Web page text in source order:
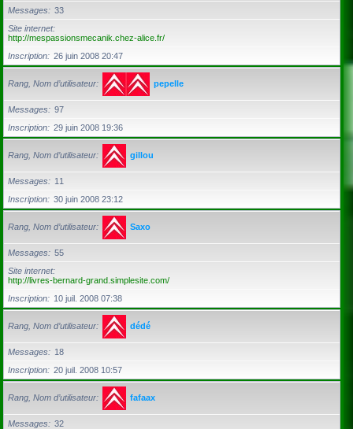
Messages
33
Site internet
http://mespassionsmecanik.chez-alice.fr/
Inscription
26 juin 2008 20:47
Rang, Nom d’utilisateur pepelle
Messages
97
Inscription
29 juin 2008 19:36
Rang, Nom d’utilisateur gillou
Messages
11
Inscription
30 juin 2008 23:12
Rang, Nom d’utilisateur Saxo
Messages
55
Site internet
http://livres-bernard-grand.simplesite.com/
Inscription
10 juil. 2008 07:38
Rang, Nom d’utilisateur dédé
Messages
18
Inscription
20 juil. 2008 10:57
Rang, Nom d’utilisateur fafaax
Messages
32